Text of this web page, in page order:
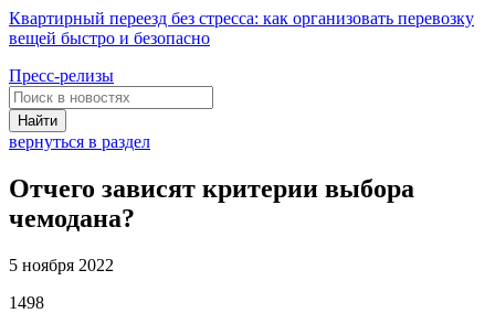
Квартирный переезд без стресса: как организовать перевозку
вещей быстро и безопасно
Пресс-релизы
Найти
вернуться в раздел
Отчего зависят критерии выбора
чемодана?
5 ноября 2022
1498